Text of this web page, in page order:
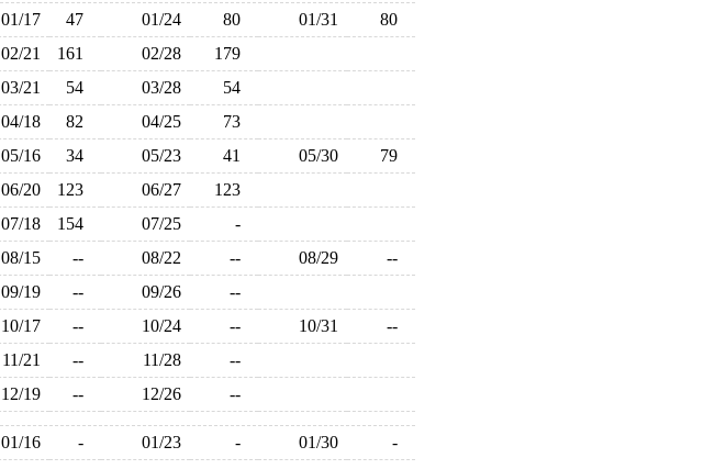
01/17 47 01/24 80 01/31
80
02/21 161 02/28
179
03/21 54 03/28
54
04/18 82 04/25
73
05/16 34 05/23 41 05/30
79
06/20 123 06/27
123
07/18 154 07/25
-
08/15 -- 08/22 -- 08/29
--
09/19 -- 09/26
--
10/17 -- 10/24 -- 10/31
--
11/21 -- 11/28
--
12/19 -- 12/26 --
01/16 - 01/23 - 01/30
-